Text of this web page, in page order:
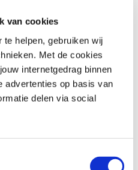
van cookies
helpen, gebruiken wij
Met de cookies
internetgedrag binnen
advertenties op basis van
delen via social
je de essentiële kennis
binnen elke
De expertise van
dimensie toe aan de
inzichten uit de praktijk
is essentieel voor
kun je zorgen voor